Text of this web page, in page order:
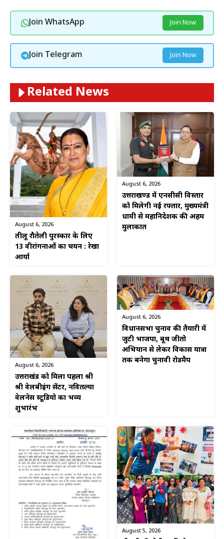
Join WhatsApp Join Now
Join Telegram Join Now
Related News
August 6, 2026
तीलू रौतेली पुरस्कार के लिए
13 वीरांगनाओं का चयन : रेखा
आर्या
August 6, 2026
उत्तराखण्ड में एनसीसी विस्तार
को मिलेगी नई रफ्तार, मुख्यमंत्री
धामी से महानिदेशक की अहम
मुलाकात
August 6, 2026
उत्तराखंड को मिला पहला श्री
श्री वेलबीइंग सेंटर, नवितल्या
वेलनेस स्टूडियो का भव्य
शुभारंभ
August 6, 2026
विधानसभा चुनाव की तैयारी में
जुटी भाजपा, बूथ जीतो
अभियान से लेकर विकास यात्रा
तक बनेगा चुनावी रोडमैप
August 5, 2026